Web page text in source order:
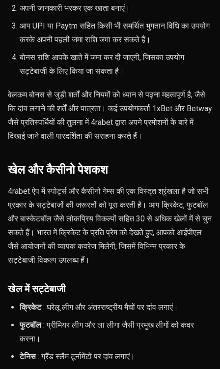
अपनी जानकारी भरकर एक खाता बनाएं।
आप UPI या Paytm सहित किसी भी समर्थित भुगतान विधि का उपयोग
करके अपनी पहली जमा राशि जमा कर सकते हैं।
बोनस राशि आपके खाते में जमा कर दी जाएगी, जिसका उपयोग
सट्टेबाजी के लिए किया जा सकता है।
वेलकम बोनस से जुड़ी शर्तों और नियमों को ध्यान से पढ़ना महत्वपूर्ण है, जैसे
कि दांव लगाने की शर्तें और पात्रता। कई उपयोगकर्ता 1xBet और Betway
जैसे प्रतिस्पर्धियों की तुलना में 4rabet द्वारा अपने प्रमोशनों के बारे में
दिखाई जाने वाली पारदर्शिता की सराहना करते हैं।
खेल और कैसीनो पेशकश
4rabet ऐप में स्पोर्ट्स और कैसीनो गेम्स की एक विस्तृत श्रृंखला है जो सभी
प्रकार के सट्टेबाजों की जरूरतों को पूरा करती है। आप क्रिकेट, फुटबॉल
और बास्केटबॉल जैसे लोकप्रिय विकल्पों सहित 30 से अधिक खेलों में से चुन
सकते हैं। भारत में क्रिकेट के प्रति प्रेम को देखते हुए, आपको आईपीएल
जैसे आयोजनों की व्यापक कवरेज मिलेगी, जिसमें विभिन्न प्रकार के
सट्टेबाजी विकल्प उपलब्ध हैं।
खेल में सट्टेबाजी
क्रिकेट: घरेलू लीग और अंतरराष्ट्रीय मैचों पर दांव लगाएं।
फुटबॉल: प्रीमियर लीग और ला लीगा जैसी प्रमुख लीगों को कवर
करना।
टेनिस: ग्रैंड स्लैम टूर्नामेंटों पर दांव लगाएं।